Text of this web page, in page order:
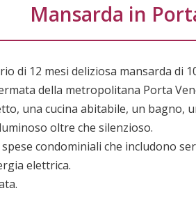
Mansarda in
di 12 mesi deliziosa mansarda di
della metropolitana Porta
una cucina abitabile, un
oltre che silenzioso.
condominiali che includono
elettrica.